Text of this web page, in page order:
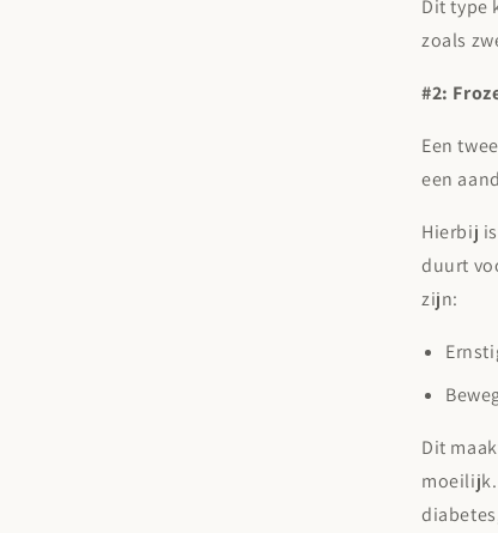
Dit type
zoals
#2:
Een
een
Hierbij
duurt
zijn:
Dit